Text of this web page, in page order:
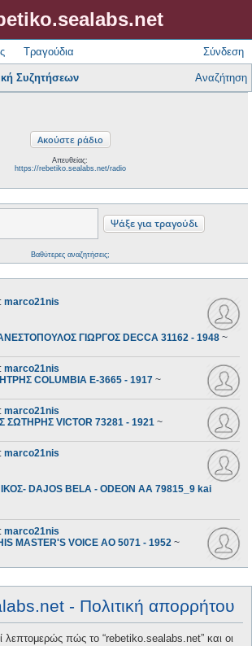
Τραγούδια Σύνδεση
Συζητήσεων Αναζήτηση
Απευθείας:
https://rebetiko.sealabs.net/radio
Βαθύτερες αναζητήσεις;
marco21nis
ΓΙΩΡΓΟΣ DECCA 31162 - 1948 ~
marco21nis
COLUMBIA E-3665 - 1917 ~
marco21nis
ΣΩΤΗΡΗΣ VICTOR 73281 - 1921 ~
marco21nis
DAJOS BELA - ODEON AA 79815_9 kai
marco21nis
MASTER'S VOICE AO 5071 - 1952 ~
- Πολιτική απορρήτου
λεπτομερώς πώς το “rebetiko.sealabs.net” και οι